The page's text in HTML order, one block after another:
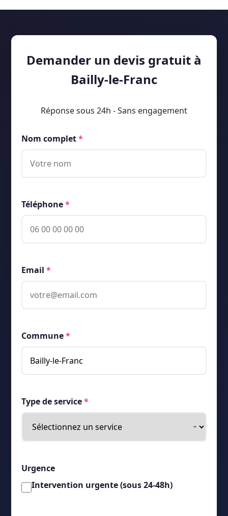
Demander un devis gratuit à
Bailly-le-Franc
Réponse sous 24h - Sans engagement
Nom complet*
Téléphone*
Email*
Commune*
Type de service*
Urgence
Intervention urgente (sous 24-48h)